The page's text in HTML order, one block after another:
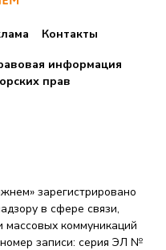
Контакты
информация
прав
зарегистрировано
в сфере связи,
коммуникаций
номер записи: серия ЭЛ №